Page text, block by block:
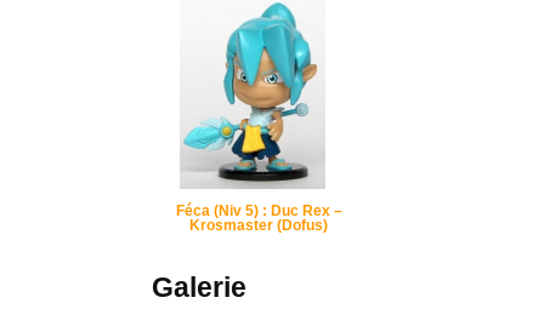
Féca (Niv 5) : Duc Rex –
Krosmaster (Dofus)
Galerie